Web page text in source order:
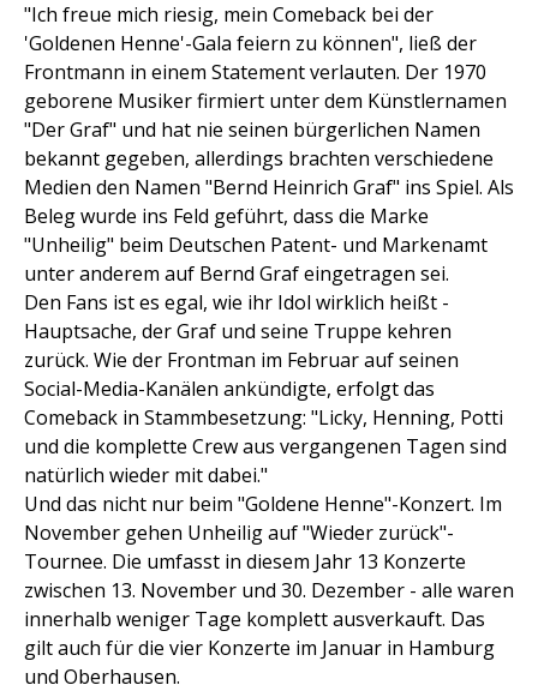
"Ich freue mich riesig, mein Comeback bei der
'Goldenen Henne'-Gala feiern zu können", ließ der
Frontmann in einem Statement verlauten. Der 1970
geborene Musiker firmiert unter dem Künstlernamen
"Der Graf" und hat nie seinen bürgerlichen Namen
bekannt gegeben, allerdings brachten verschiedene
Medien den Namen "Bernd Heinrich Graf" ins Spiel. Als
Beleg wurde ins Feld geführt, dass die Marke
"Unheilig" beim Deutschen Patent- und Markenamt
unter anderem auf Bernd Graf eingetragen sei.
Den Fans ist es egal, wie ihr Idol wirklich heißt -
Hauptsache, der Graf und seine Truppe kehren
zurück. Wie der Frontman im Februar auf seinen
Social-Media-Kanälen ankündigte, erfolgt das
Comeback in Stammbesetzung: "Licky, Henning, Potti
und die komplette Crew aus vergangenen Tagen sind
natürlich wieder mit dabei."
Und das nicht nur beim "Goldene Henne"-Konzert. Im
November gehen Unheilig auf "Wieder zurück"-
Tournee. Die umfasst in diesem Jahr 13 Konzerte
zwischen 13. November und 30. Dezember - alle waren
innerhalb weniger Tage komplett ausverkauft. Das
gilt auch für die vier Konzerte im Januar in Hamburg
und Oberhausen.